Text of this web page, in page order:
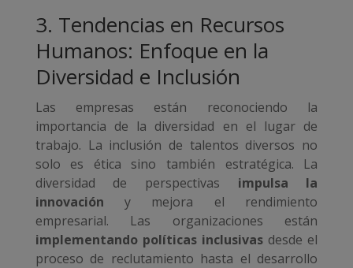
3. Tendencias en Recursos
Humanos: Enfoque en la
Diversidad e Inclusión
Las empresas están reconociendo la
importancia de la diversidad en el lugar de
trabajo. La inclusión de talentos diversos no
solo es ética sino también estratégica. La
diversidad de perspectivas impulsa la
innovación y mejora el rendimiento
empresarial. Las organizaciones están
implementando políticas inclusivas desde el
proceso de reclutamiento hasta el desarrollo